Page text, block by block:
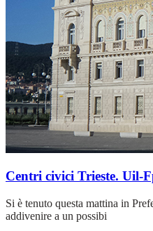
Centri civici Trieste. Uil-
Si è tenuto questa mattina in
addivenire a un possibi